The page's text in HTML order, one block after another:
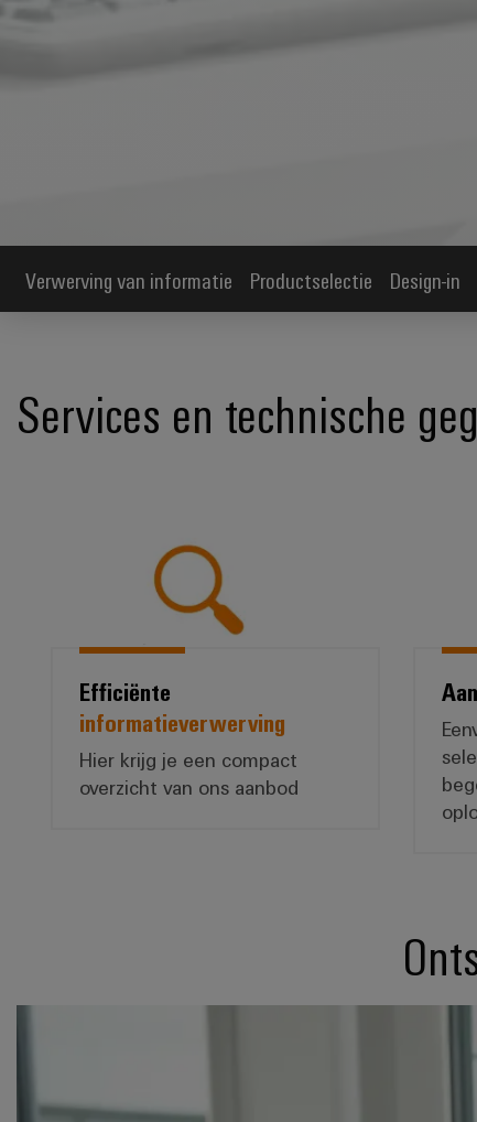
Verwerving van informatie Productselectie Design-in
Services en technische
Efficiënte
informatieverwerving
Hier krijg je een compact
overzicht van ons aanbod